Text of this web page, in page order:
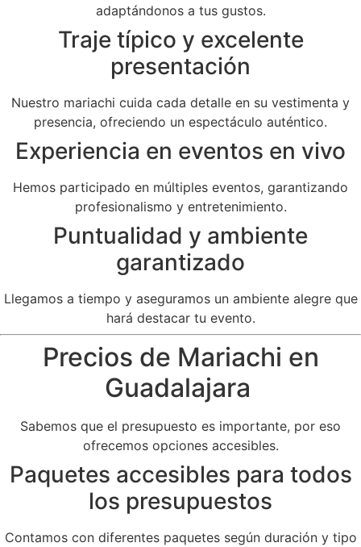
adaptándonos a tus gustos.
Traje típico y excelente
presentación
Nuestro mariachi cuida cada detalle en su vestimenta y
presencia, ofreciendo un espectáculo auténtico.
Experiencia en eventos en vivo
Hemos participado en múltiples eventos, garantizando
profesionalismo y entretenimiento.
Puntualidad y ambiente
garantizado
Llegamos a tiempo y aseguramos un ambiente alegre que
hará destacar tu evento.
Precios de Mariachi en
Guadalajara
Sabemos que el presupuesto es importante, por eso
ofrecemos opciones accesibles.
Paquetes accesibles para todos
los presupuestos
Contamos con diferentes paquetes según duración y tipo